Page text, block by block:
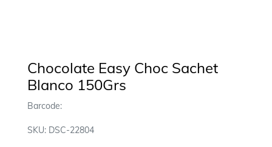
Chocolate Easy Choc Sachet
Blanco 150Grs
Barcode:
SKU: DSC-22804